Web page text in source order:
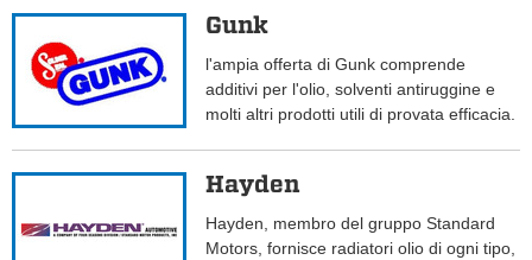
Gunk
l'ampia offerta di Gunk comprende
additivi per l'olio, solventi antiruggine e
molti altri prodotti utili di provata efficacia.
Hayden
Hayden, membro del gruppo Standard
Motors, fornisce radiatori olio di ogni tipo,